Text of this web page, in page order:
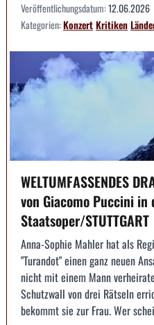
Veröffentlichungsdatum:12.06.2026
Kategorien:KonzertKritiken
WELTUMFASSENDES
von Giacomo Puccini in
Staatsoper/STUTTGART
Anna-Sophie Mahler hat als
"Turandot" einen ganz neuen
nicht mit einem Mann
Schutzwall von drei Rätseln
bekommt sie zur Frau. Wer